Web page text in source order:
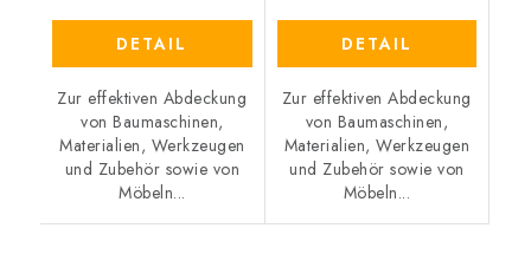
DETAIL
Zur effektiven Abdeckung
von Baumaschinen,
Materialien, Werkzeugen
und Zubehör sowie von
Möbeln...
DETAIL
Zur effektiven Abdeckung
von Baumaschinen,
Materialien, Werkzeugen
und Zubehör sowie von
Möbeln...